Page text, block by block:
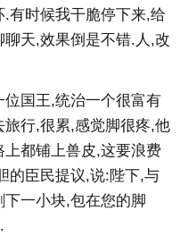
有时候我干脆停下来,给
天,效果倒是不错.人,改
国王,统治一个很富有
行,很累,感觉脚很疼,他
都铺上兽皮,这要浪费
的臣民提议,说:陛下,与
一小块,包在您的脚